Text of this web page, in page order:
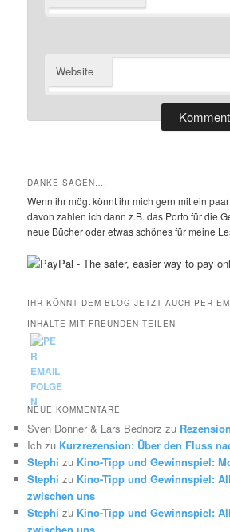
Website
DANKE SAGEN….
Wenn ihr mögt könnt ihr mich gern mit ein
davon zahlen ich dann z.B. das Porto für die
neue Bücher oder etwas schönes für meine
IHR KÖNNT DEM BLOG JETZT AUCH PER
INHALTE MIT FREUNDEN TEILEN
NEUE KOMMENTARE
Sven Donner & Lars Bednorz zu
Ich zu Kurzrezension: Über den Fluss
Stephi zu Kino-Tipp und Gewinnspiel:
Stephi zu Kino-Tipp und Gewinnspiel:
zwischen uns
Stephi zu Kino-Tipp und Gewinnspiel: